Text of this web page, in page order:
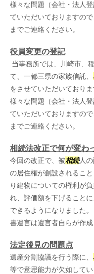
様々な問題（会社・法人
ていただいておりますの
までご連絡ください。
役員変更の登記
当事務所では、川崎市、
て、一都三県の家族信託、
をさせていただいており
様々な問題（会社・法人
ていただいておりますの
までご連絡ください。
相続法改正で何が変わ
今回の改正で、被相続人
の居住権が創設されるこ
り建物についての権利が
れ、評価額を下げること
できるようになりました
書遺言は遺言者自らが作成
法定後見の問題点
遺産分割協議を行う際に、
等で意思能力が欠如して